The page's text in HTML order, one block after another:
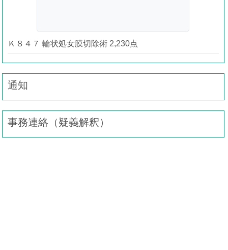
Ｋ８４７ 輪状処女膜切除術 2,230点
通知
事務連絡（疑義解釈）